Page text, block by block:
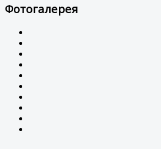
Фотогалерея